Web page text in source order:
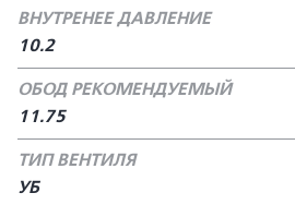
ВНУТРЕНЕЕ ДАВЛЕНИЕ
10.2
ОБОД РЕКОМЕНДУЕМЫЙ
11.75
ТИП ВЕНТИЛЯ
УБ